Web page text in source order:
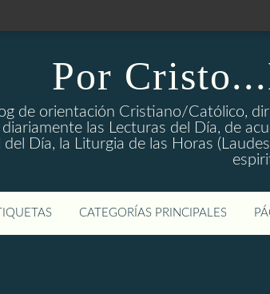
Por
de orientación Cristiano/Católico,
las Lecturas del Día, de
del Día, la Liturgia de las Horas
CATEGORÍAS PRINCIPALES